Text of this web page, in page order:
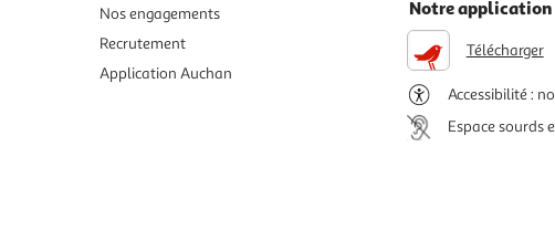
Nos engagements
Recrutement
Application Auchan
Notre application
Télécharger
Accessibilité :
Espace sourds